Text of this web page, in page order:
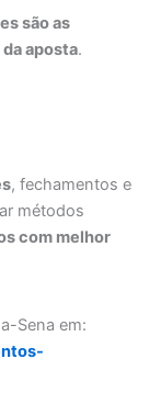
são as
aposta.
, fechamentos e
métodos
com melhor
Sena em: